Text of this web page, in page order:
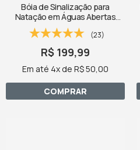
Bóia de Sinalização para
Natação em Águas Abertas
SPORTBR 15L – Amarela
(23)
R$ 199,99
Em até 4x de R$ 50,00
COMPRAR